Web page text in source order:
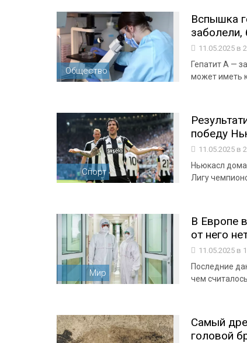
Общество
Вспышка
заболели,
11.05.2025 в
Гепатит А —
может иметь
Спорт
победу
11.05.2025 в
Ньюкасл
Лигу
Мир
В Европе
от него
11.05.2025 в
Последние
чем
Самый
головой